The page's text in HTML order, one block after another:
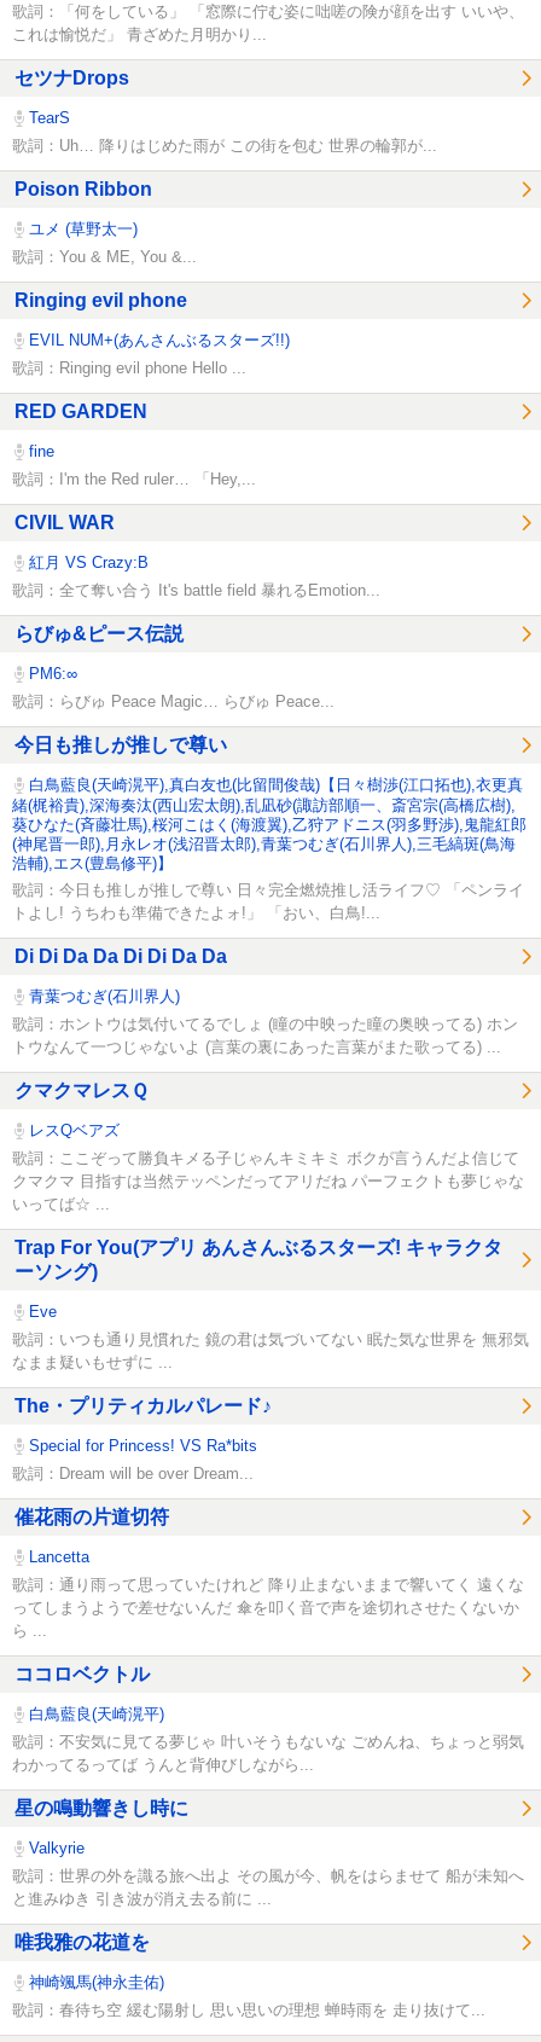
歌詞：「何をしている」 「窓際に佇む姿に咄嗟の険が顔を出す いいや、
これは愉悦だ」 青ざめた月明かり...
セツナDrops
TearS
歌詞：Uh… 降りはじめた雨が この街を包む 世界の輪郭が...
Poison Ribbon
ユメ (草野太一)
歌詞：You & ME, You &...
Ringing evil phone
EVIL NUM+(あんさんぶるスターズ!!)
歌詞：Ringing evil phone Hello ...
RED GARDEN
fine
歌詞：I'm the Red ruler… 「Hey,...
CIVIL WAR
紅月 VS Crazy:B
歌詞：全て奪い合う It's battle field 暴れるEmotion...
らびゅ&ピース伝説
PM6:∞
歌詞：らびゅ Peace Magic… らびゅ Peace...
今日も推しが推しで尊い
白鳥藍良(天崎滉平),真白友也(比留間俊哉)【日々樹渉(江口拓也),衣更真
緒(梶裕貴),深海奏汰(西山宏太朗),乱凪砂(諏訪部順一、斎宮宗(高橋広樹),
葵ひなた(斉藤壮馬),桜河こはく(海渡翼),乙狩アドニス(羽多野渉),鬼龍紅郎
(神尾晋一郎),月永レオ(浅沼晋太郎),青葉つむぎ(石川界人),三毛縞斑(鳥海
浩輔),エス(豊島修平)】
歌詞：今日も推しが推しで尊い 日々完全燃焼推し活ライフ♡ 「ペンライ
トよし! うちわも準備できたよォ!」 「おい、白鳥!...
Di Di Da Da Di Di Da Da
青葉つむぎ(石川界人)
歌詞：ホントウは気付いてるでしょ (瞳の中映った瞳の奥映ってる) ホン
トウなんて一つじゃないよ (言葉の裏にあった言葉がまた歌ってる) ...
クマクマレスＱ
レスQベアズ
歌詞：ここぞって勝負キメる子じゃんキミキミ ボクが言うんだよ信じて
クマクマ 目指すは当然テッペンだってアリだね パーフェクトも夢じゃな
いってば☆ ...
Trap For You(アプリ あんさんぶるスターズ! キャラクタ
ーソング)
Eve
歌詞：いつも通り見慣れた 鏡の君は気づいてない 眠た気な世界を 無邪気
なまま疑いもせずに ...
The・プリティカルパレード♪
Special for Princess! VS Ra*bits
歌詞：Dream will be over Dream...
催花雨の片道切符
Lancetta
歌詞：通り雨って思っていたけれど 降り止まないままで響いてく 遠くな
ってしまうようで差せないんだ 傘を叩く音で声を途切れさせたくないか
ら ...
ココロベクトル
白鳥藍良(天崎滉平)
歌詞：不安気に見てる夢じゃ 叶いそうもないな ごめんね、ちょっと弱気
わかってるってば うんと背伸びしながら...
星の鳴動響きし時に
Valkyrie
歌詞：世界の外を識る旅へ出よ その風が今、帆をはらませて 船が未知へ
と進みゆき 引き波が消え去る前に ...
唯我雅の花道を
神崎颯馬(神永圭佑)
歌詞：春待ち空 緩む陽射し 思い思いの理想 蝉時雨を 走り抜けて...